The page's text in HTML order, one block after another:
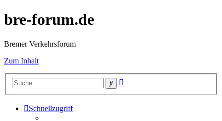
bre-forum.de
Bremer Verkehrsforum
Zum Inhalt
Suche
Schnellzugriff